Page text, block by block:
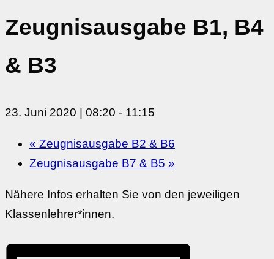
Zeugnisausgabe B1, B4
& B3
23. Juni 2020 | 08:20 - 11:15
« Zeugnisausgabe B2 & B6
Zeugnisausgabe B7 & B5 »
Nähere Infos erhalten Sie von den jeweiligen
Klassenlehrer*innen.